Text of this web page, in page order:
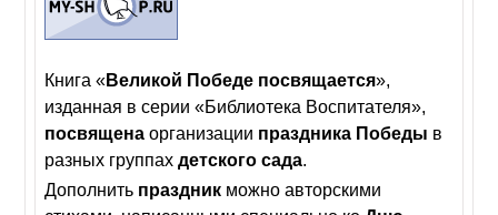
Книга «Великой Победе посвящается»,
изданная в серии «Библиотека Воспитателя»,
посвящена организации праздника Победы в
разных группахдетского сада.
Дополнить праздник можно авторскими